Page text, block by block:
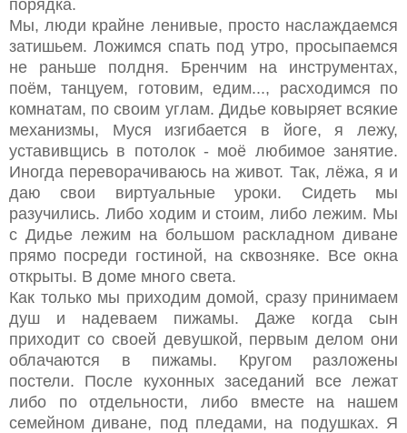
порядка.
Мы, люди крайне ленивые, просто наслаждаемся
затишьем. Ложимся спать под утро, просыпаемся
не раньше полдня. Бренчим на инструментах,
поём, танцуем, готовим, едим..., расходимся по
комнатам, по своим углам. Дидье ковыряет всякие
механизмы, Муся изгибается в йоге, я лежу,
уставивщись в потолок - моё любимое занятие.
Иногда переворачиваюсь на живот. Так, лёжа, я и
даю свои виртуальные уроки. Сидеть мы
разучились. Либо ходим и стоим, либо лежим. Мы
с Дидье лежим на большом раскладном диване
прямо посреди гостиной, на сквозняке. Все окна
открыты. В доме много света.
Как только мы приходим домой, сразу принимаем
душ и надеваем пижамы. Даже когда сын
приходит со своей девушкой, первым делом они
облачаются в пижамы. Кругом разложены
постели. После кухонных заседаний все лежат
либо по отдельности, либо вместе на нашем
семейном диване, под пледами, на подушках. Я